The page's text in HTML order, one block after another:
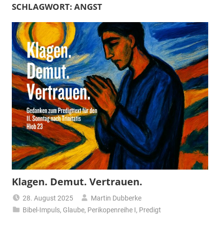
SCHLAGWORT: ANGST
Klagen. Demut. Vertrauen.
28. August 2025
Martin Dubberke
Bibel-Impuls, Glaube, Perikopenreihe I, Predigt